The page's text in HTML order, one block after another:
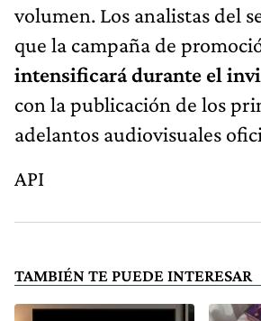
volumen. Los analistas del
que la campaña de
intensificará durante el
con la publicación de los
adelantos audiovisuales
API
TAMBIÉN TE PUEDE INTERESAR